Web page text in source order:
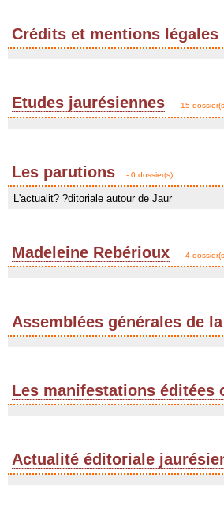
Crédits et mentions légales
Etudes jaurésiennes - 15
Les parutions - 0 dossier(s)
L'actualit? ?ditoriale autour de Jaur
Madeleine Rebérioux - 4
Assemblées générales de
Les manifestations éditées
Actualité éditoriale